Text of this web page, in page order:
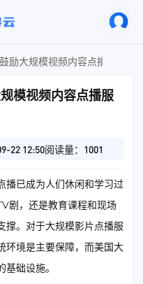
励大规模视频内容点播服务项
模视频内容点播服
22 12:50阅读量：1001
播已成为人们休闲和学习过
剧，还是教育课程和现场
撑。对于大规模影片点播服
环境是主要保障，而美国大
础设施。